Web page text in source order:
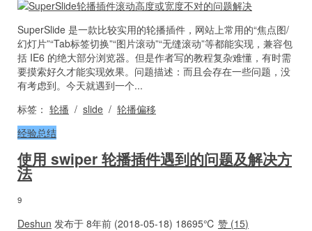
SuperSlide 是一款比较实用的轮播插件，网站上常用的“焦点图/
幻灯片”“Tab标签切换”“图片滚动”“无缝滚动”等都能实现，兼容包
括 IE6 的绝大部分浏览器。但是作者写的教程复杂难懂，有时需
要摸索好久才能实现效果。问题描述：而且会存在一些问题，没
有考虑到。今天就遇到一个...
标签： 轮播 / slide / 轮播偏移
经验总结
使用 swiper 轮播插件遇到的问题及解决方
法
9
Deshun 发布于 8年前 (2018-05-18) 18695℃ 赞 (15)